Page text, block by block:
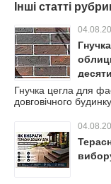
Інші статті
Гнучка цегла для
довговічного будинку